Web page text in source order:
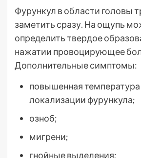
Фурункул в области головы
заметить сразу. На ощупь
определить твердое
нажатии провоцирующее
Дополнительные симптомы:
повышенная
локализации фурункула;
озноб;
мигрени;
гнойные выделения;